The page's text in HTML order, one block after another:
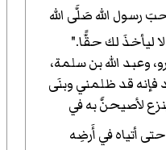
رسول الله صَلَّى الله
ليأخذَ لك حقًّا."
الله بن سلمة،
فإنه قد ظلمني وبنَى
لأصيحنَّ به في
أتياه في أَرضِه